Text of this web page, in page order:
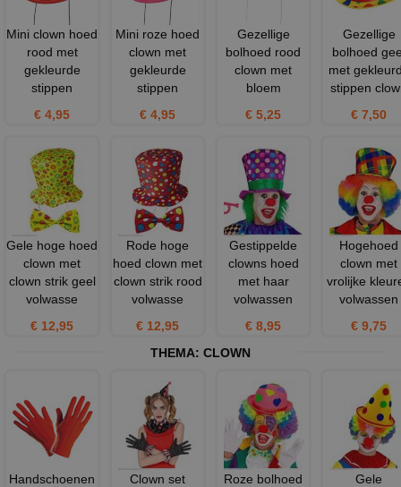
Mini clown hoed
rood met
gekleurde
stippen
€ 4,95
Mini roze hoed
clown met
gekleurde
stippen
€ 4,95
Gezellige
bolhoed rood
clown met
bloem
€ 5,25
Gezellige
bolhoed
met
stippen
€ 7,50
Gele hoge hoed
clown met
clown strik geel
volwasse
€ 12,95
Rode hoge
hoed clown met
clown strik rood
volwasse
€ 12,95
Gestippelde
clowns hoed
met haar
volwassen
€ 8,95
Hogehoed
clown met
vrolijke
volwassen
€ 9,75
THEMA: CLOWN
Handschoenen
Clown set
Roze bolhoed
Gele